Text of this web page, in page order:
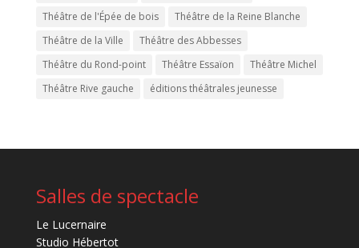
Théâtre de l'Épée de bois
Théâtre de la Reine Blanche
Théâtre de la Ville
Théâtre des Abbesses
Théâtre du Rond-point
Théâtre Essaïon
Théâtre Michel
Théâtre Rive gauche
éditions théâtrales jeunesse
Salles de spectacle
Le Lucernaire
Studio Hébertot